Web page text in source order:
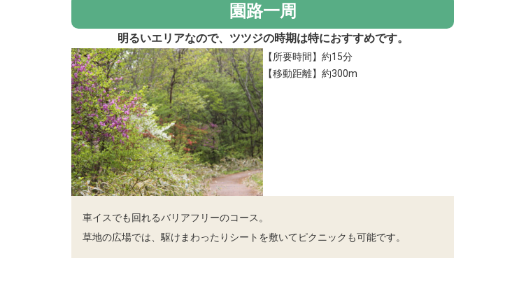
園路一周
明るいエリアなので、ツツジの時期は特におすすめです。
【所要時間】約15分
【移動距離】約300m
車イスでも回れるバリアフリーのコース。
草地の広場では、駆けまわったりシートを敷いてピクニックも可能です。